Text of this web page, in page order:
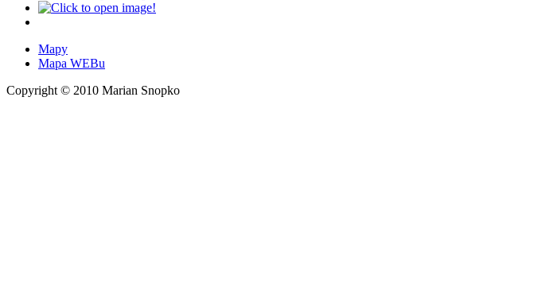
Mapy
Mapa WEBu
Copyright © 2010 Marian Snopko